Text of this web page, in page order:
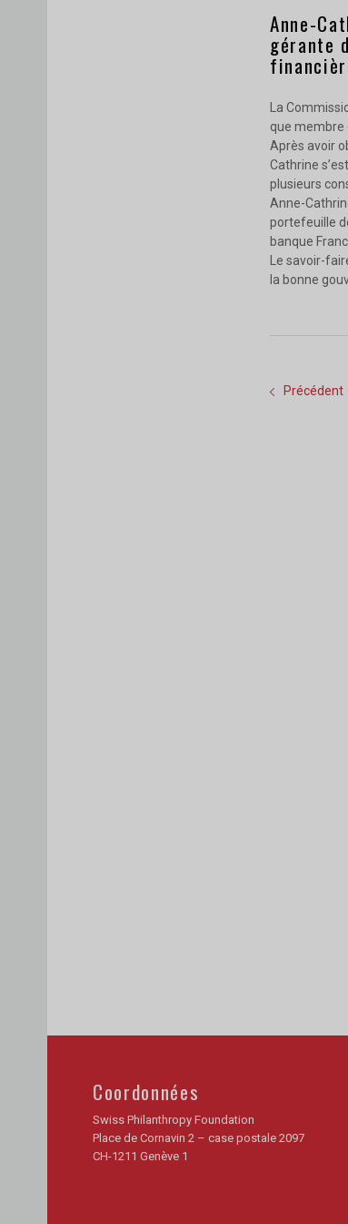
Anne-
gérante
La
que membre
Après avoir
Cathrine
plusieurs
Anne-
portefeuille
banque
Le savoir-
la bonne
Précédent
Coordonnées
Swiss Philanthropy Foundation
Place de Cornavin 2 – case postale 2097
CH-1211 Genève 1